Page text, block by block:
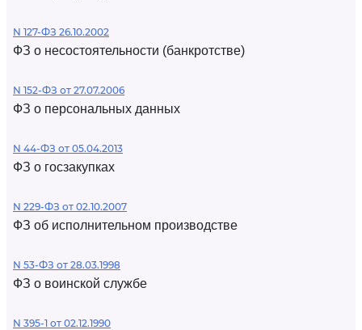
N 127-ФЗ 26.10.2002
ФЗ о несостоятельности (банкротстве)
N 152-ФЗ от 27.07.2006
ФЗ о персональных данных
N 44-ФЗ от 05.04.2013
ФЗ о госзакупках
N 229-ФЗ от 02.10.2007
ФЗ об исполнительном производстве
N 53-ФЗ от 28.03.1998
ФЗ о воинской службе
N 395-1 от 02.12.1990